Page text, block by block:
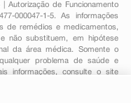
Autorização de Funcionamento
000047-1-5. As informações
de remédios e medicamentos,
não substituem, em hipótese
da área médica. Somente o
problema de saúde e
informações, consulte o site